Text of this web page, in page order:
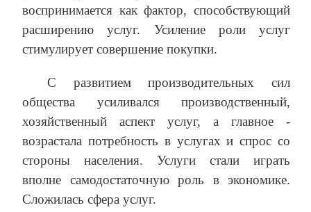
воспринимается как фактор, способствующий
расширению услуг. Усиление роли услуг
стимулирует совершение покупки.
С развитием производительных сил
общества усиливался производственный,
хозяйственный аспект услуг, а главное -
возрастала потребность в услугах и спрос со
стороны населения. Услуги стали играть
вполне самодостаточную роль в экономике.
Сложилась сфера услуг.